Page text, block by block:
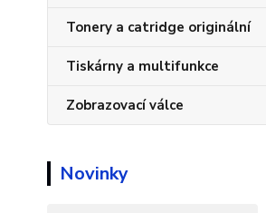
Tonery a catridge originální
Tiskárny a multifunkce
Zobrazovací válce
Novinky